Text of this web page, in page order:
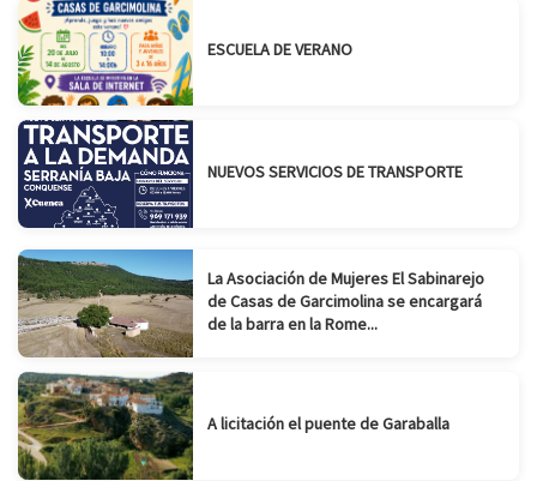
ESCUELA DE VERANO
NUEVOS SERVICIOS DE TRANSPORTE
La Asociación de Mujeres El Sabinarejo
de Casas de Garcimolina se encargará
de la barra en la Rome...
A licitación el puente de Garaballa